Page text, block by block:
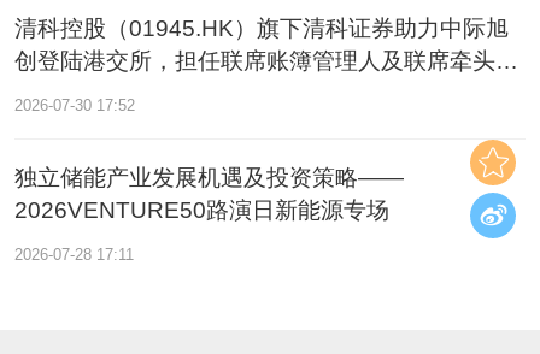
清科控股（01945.HK）旗下清科证券助力中际旭
创登陆港交所，担任联席账簿管理人及联席牵头经
办人
2026-07-30 17:52
独立储能产业发展机遇及投资策略——
2026VENTURE50路演日新能源专场
2026-07-28 17:11